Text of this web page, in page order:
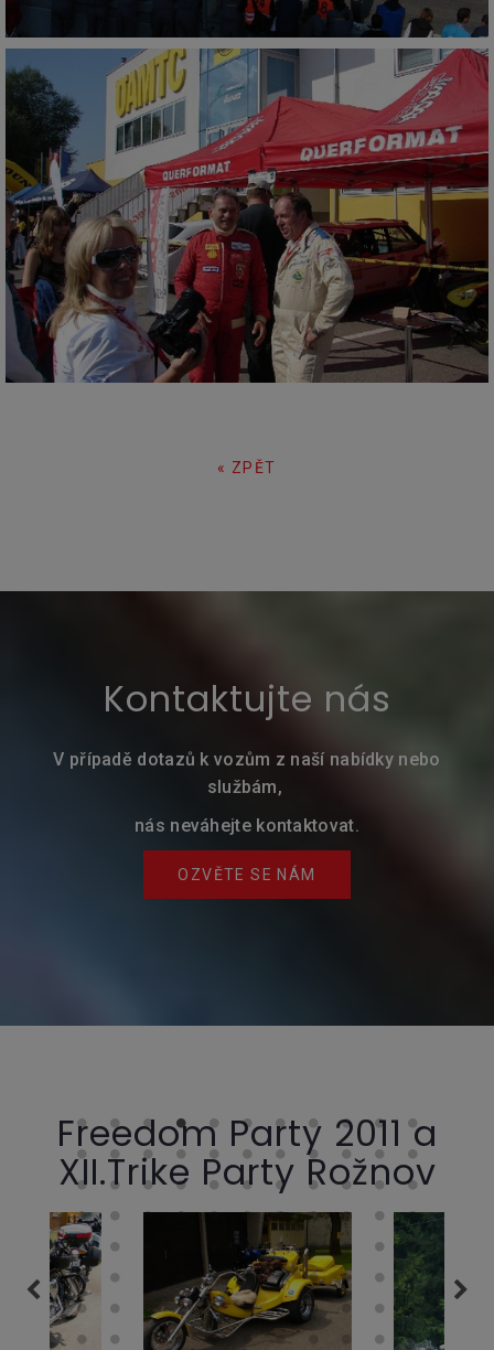
« ZPĚT
Kontaktujte nás
V případě dotazů k vozům z naší nabídky nebo
službám,
nás neváhejte kontaktovat.
OZVĚTE SE NÁM
Freedom Party 2011 a
XII.Trike Party Rožnov